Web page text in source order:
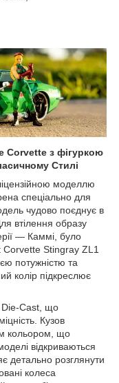
з фігуркою
Стилі
моделлю
спеціально для
чудово поєднує в
втілення образу
— Каммі, було
Corvette Stingray ZL1
потужністю та
колір підкреслює
Die-Cast, що
Кузов
кольором, що
відкриваються
детально розглянути
колеса